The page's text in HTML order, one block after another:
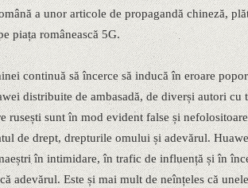
a unor articole de propagandă chineză,
piața românească 5G.
continuă să încerce să inducă în eroare
distribuite de ambasadă, de diverși autori cu
rusești sunt în mod evident false și
de drept, drepturile omului și adevărul.
în intimidare, în trafic de influență și în
adevărul. Este și mai mult de neînțeles că